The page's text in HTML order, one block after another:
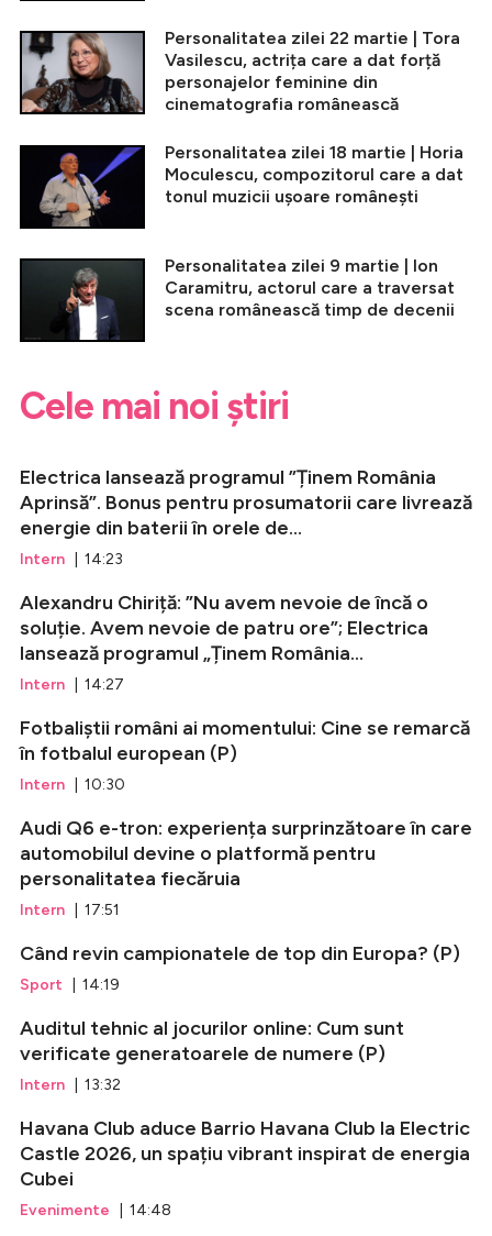
Personalitatea zilei 22 martie | Tora
Vasilescu, actrița care a dat forță
personajelor feminine din
cinematografia românească
Personalitatea zilei 18 martie | Horia
Moculescu, compozitorul care a dat
tonul muzicii ușoare românești
Personalitatea zilei 9 martie | Ion
Caramitru, actorul care a traversat
scena românească timp de decenii
Cele mai noi știri
Electrica lansează programul ”Ținem România
Aprinsă”. Bonus pentru prosumatorii care livrează
energie din baterii în orele de...
Intern | 14:23
Alexandru Chiriță: ”Nu avem nevoie de încă o
soluție. Avem nevoie de patru ore”; Electrica
lansează programul „Ținem România...
Intern | 14:27
Fotbaliștii români ai momentului: Cine se remarcă
în fotbalul european (P)
Intern | 10:30
Audi Q6 e-tron: experiența surprinzătoare în care
automobilul devine o platformă pentru
personalitatea fiecăruia
Intern | 17:51
Când revin campionatele de top din Europa? (P)
Sport | 14:19
Auditul tehnic al jocurilor online: Cum sunt
verificate generatoarele de numere (P)
Intern | 13:32
Havana Club aduce Barrio Havana Club la Electric
Castle 2026, un spațiu vibrant inspirat de energia
Cubei
Evenimente | 14:48